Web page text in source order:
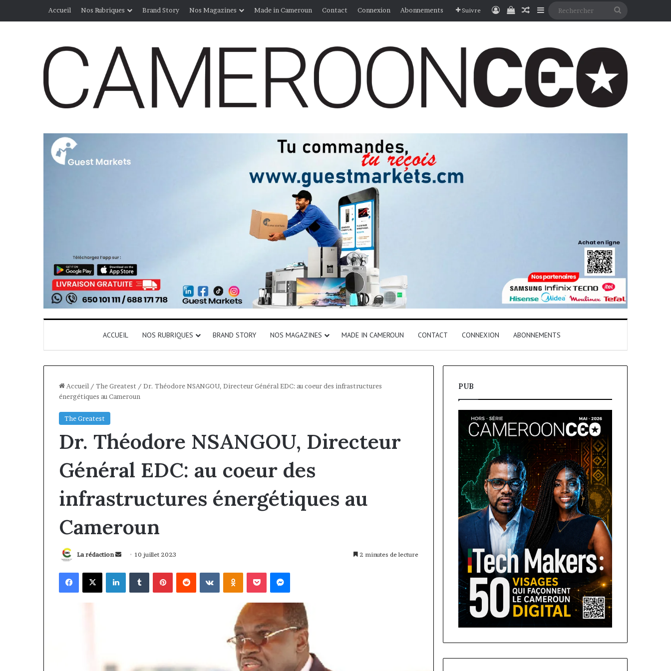
Accueil Nos Rubriques Brand Story Nos Magazines Made in Cameroun Contact Connexion Abonnements Suivre Connexion
Voir votre panier
Article Aléatoire
Sidebar (barre latérale)
ACCUEIL NOS RUBRIQUES BRAND STORY NOS MAGAZINES MADE IN CAMEROUN CONTACT CONNEXION ABONNEMENTS
Accueil / The Greatest / Dr. Théodore NSANGOU, Directeur Général EDC: au coeur des infrastructures
énergétiques au Cameroun
The Greatest
Dr. Théodore NSANGOU, Directeur
Général EDC: au coeur des
infrastructures énergétiques au
Cameroun
La rédaction
Envoyer
courriel
10 juillet 2023 2 minutes de lecture
Facebook
X LinkedinTumblrPinterestReddit VKontakteOdnoklassniki
Pocket Messenger
PUB